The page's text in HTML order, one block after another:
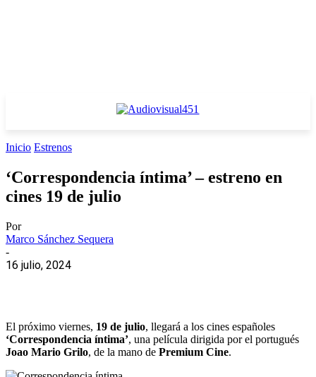
Inicio Estrenos
‘Correspondencia íntima’ – estreno en
cines 19 de julio
Por
Marco Sánchez Sequera
-
16 julio, 2024
El próximo viernes, 19 de julio, llegará a los cines españoles
‘Correspondencia íntima’, una película dirigida por el portugués
Joao Mario Grilo, de la mano de Premium Cine.